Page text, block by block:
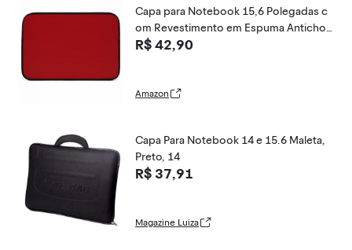
Capa para Notebook 15,6 Polegadas c
om Revestimento em Espuma Antichoq
ue - Compatível com Dell, HP, Lenovo, A
R$ 42,90
Amazon
Capa Para Notebook 14 e 15.6 Maleta,
Preto, 14
R$ 37,91
Magazine Luiza